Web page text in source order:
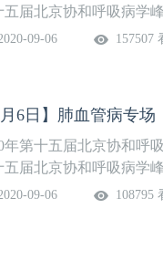
聚。会议日程：主持人
重症医学科 杨燕丽
五届北京协和呼吸病学
呼吸与危重症医学科承
呼吸罕见病、呼吸重症
夯实基础、追求精尖，
聚。会议日程：主持人
谈起 徐作军教授 08:40-
09-06 157507
月6日】肺血管病专场
年第十五届北京协和呼
五届北京协和呼吸病学
呼吸与危重症医学科承
09-06 108795